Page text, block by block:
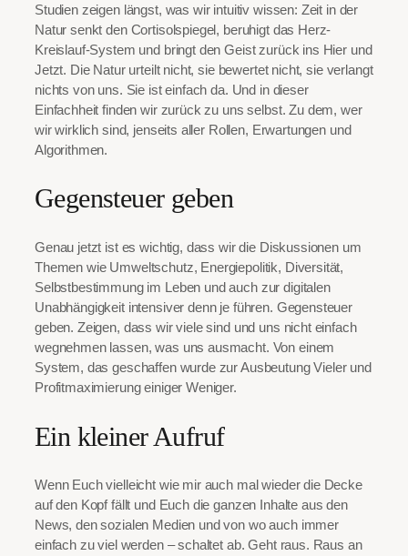
Studien zeigen längst, was wir intuitiv wissen: Zeit in der
Natur senkt den Cortisolspiegel, beruhigt das Herz-
Kreislauf-System und bringt den Geist zurück ins Hier und
Jetzt. Die Natur urteilt nicht, sie bewertet nicht, sie verlangt
nichts von uns. Sie ist einfach da. Und in dieser
Einfachheit finden wir zurück zu uns selbst. Zu dem, wer
wir wirklich sind, jenseits aller Rollen, Erwartungen und
Algorithmen.
Gegensteuer geben
Genau jetzt ist es wichtig, dass wir die Diskussionen um
Themen wie Umweltschutz, Energiepolitik, Diversität,
Selbstbestimmung im Leben und auch zur digitalen
Unabhängigkeit intensiver denn je führen. Gegensteuer
geben. Zeigen, dass wir viele sind und uns nicht einfach
wegnehmen lassen, was uns ausmacht. Von einem
System, das geschaffen wurde zur Ausbeutung Vieler und
Profitmaximierung einiger Weniger.
Ein kleiner Aufruf
Wenn Euch vielleicht wie mir auch mal wieder die Decke
auf den Kopf fällt und Euch die ganzen Inhalte aus den
News, den sozialen Medien und von wo auch immer
einfach zu viel werden – schaltet ab. Geht raus. Raus an